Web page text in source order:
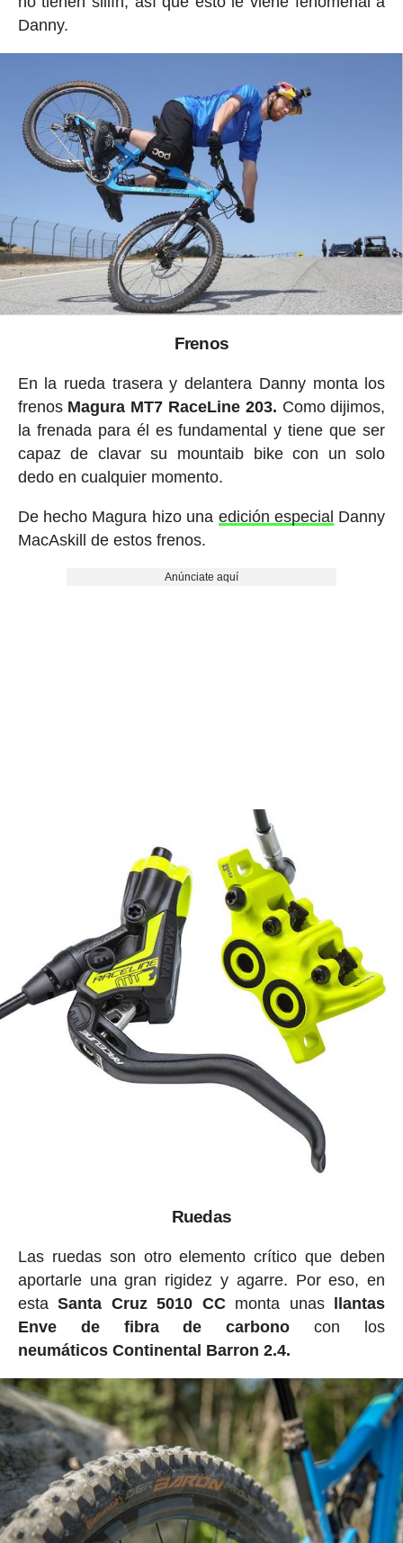
Danny.
Frenos
En la rueda trasera y delantera Danny monta los
frenos Magura MT7 RaceLine 203. Como dijimos,
la frenada para él es fundamental y tiene que ser
capaz de clavar su mountaib bike con un solo
dedo en cualquier momento.
De hecho Magura hizo una edición especial Danny
MacAskill de estos frenos.
Anúnciate aquí
Ruedas
Las ruedas son otro elemento crítico que deben
aportarle una gran rigidez y agarre. Por eso, en
estaSanta Cruz 5010 CC monta unas
llantas
Enve de fibra de carbono con los
neumáticos Continental Barron 2.4.